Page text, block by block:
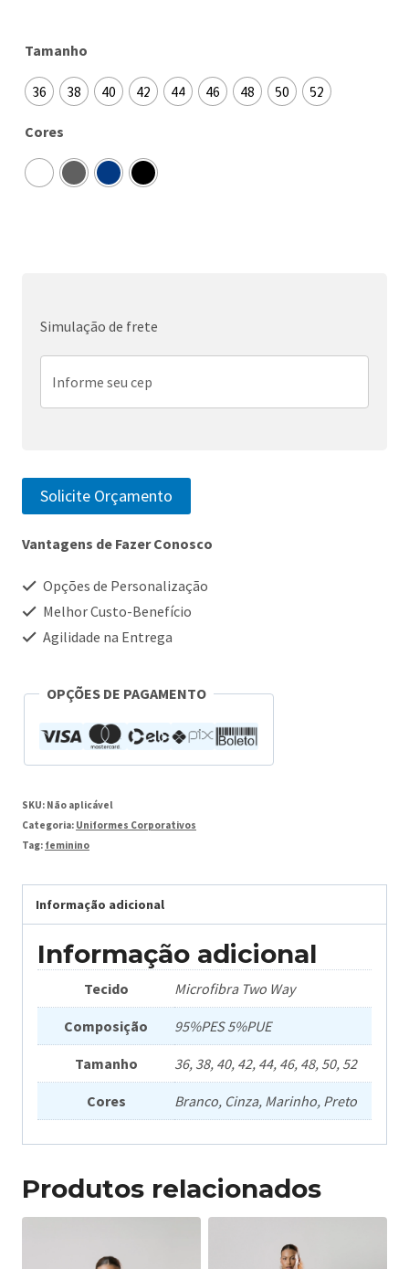
Tamanho
36 38 40 42 44 46 48 50 52
Cores
Simulação de frete
Solicite Orçamento
Vantagens de Fazer Conosco
Opções de Personalização
Melhor Custo-Benefício
Agilidade na Entrega
OPÇÕES DE PAGAMENTO
SKU: Não aplicável
Categoria: Uniformes Corporativos
Tag: feminino
Informação adicional
Informação adicional
Tecido Microfibra Two Way
Composição 95%PES 5%PUE
Tamanho 36, 38, 40, 42, 44, 46, 48, 50, 52
Cores Branco, Cinza, Marinho, Preto
Produtos relacionados